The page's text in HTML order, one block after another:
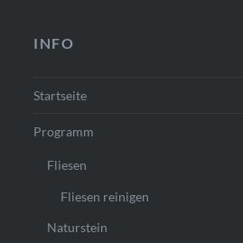
INFO
Startseite
Programm
Fliesen
Fliesen reinigen
Naturstein